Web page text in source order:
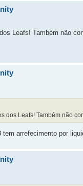
Leafs! Também não
dos Leafs! Também não
arrefecimento por